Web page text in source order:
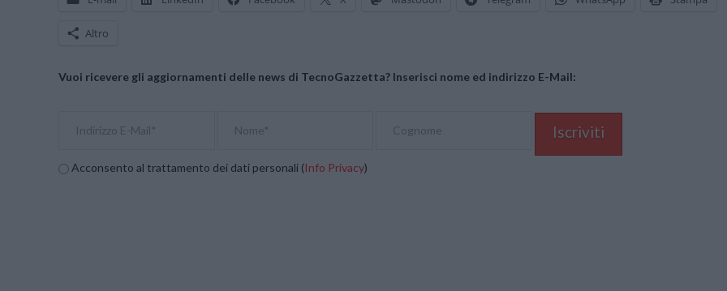
Altro
Vuoi ricevere gli aggiornamenti delle news di TecnoGazzetta? Inserisci nome ed indirizzo E-Mail:
Acconsento al trattamento dei dati personali (Info Privacy)